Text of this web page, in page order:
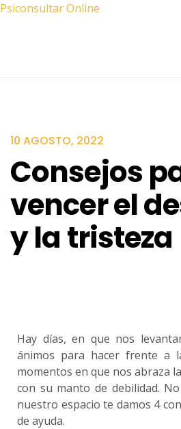
Psiconsultar Online
10 AGOSTO, 2022
Consejos
vencer el
y la tristeza
Hay días, en que nos
ánimos para hacer frente a
momentos en que nos abraza
con su manto de debilidad.
nuestro espacio te damos 4
de ayuda.